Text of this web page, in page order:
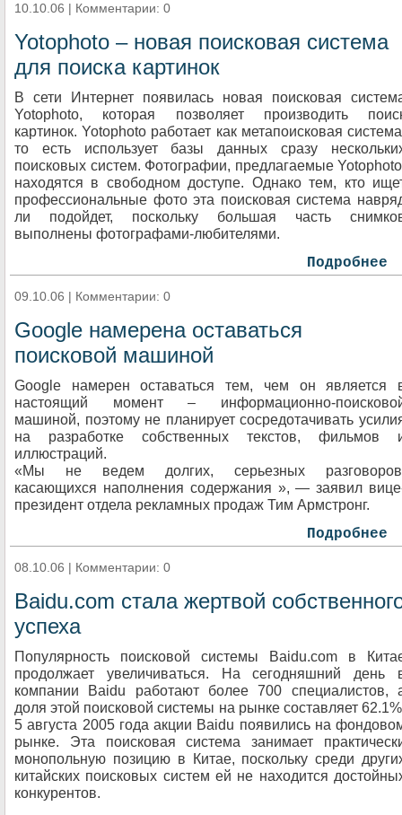
10.10.06 | Комментарии: 0
Yotophoto – новая поисковая система
для поиска картинок
В сети Интернет появилась новая поисковая
Yotophoto, которая позволяет производить
картинок. Yotophoto работает как метапоисковая
то есть использует базы данных сразу
поисковых систем. Фотографии, предлагаемые
находятся в свободном доступе. Однако тем, кто
профессиональные фото эта поисковая система
ли подойдет, поскольку большая часть
выполнены фотографами-любителями.
Подробнее
09.10.06 | Комментарии: 0
Google намерена оставаться
поисковой машиной
Google намерен оставаться тем, чем он является
настоящий момент – информационно-
машиной, поэтому не планирует сосредотачивать
на разработке собственных текстов, фильмов
иллюстраций.
«Мы не ведем долгих, серьезных
касающихся наполнения содержания », — заявил
президент отдела рекламных продаж Тим Армстронг.
Подробнее
08.10.06 | Комментарии: 0
Baidu.com стала жертвой
успеха
Популярность поисковой системы Baidu.com в
продолжает увеличиваться. На сегодняшний день
компании Baidu работают более 700 специалистов,
доля этой поисковой системы на рынке составляет
5 августа 2005 года акции Baidu появились на
рынке. Эта поисковая система занимает
монопольную позицию в Китае, поскольку среди
китайских поисковых систем ей не находится
конкурентов.